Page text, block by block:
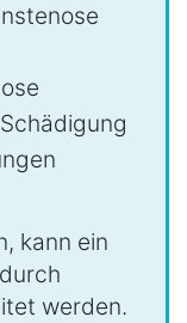
kann ein
werden.